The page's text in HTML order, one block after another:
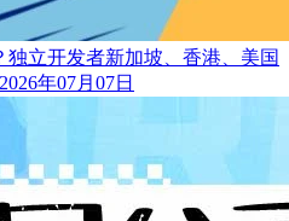
立开发者新加坡、香港、美国
2026年07月07日